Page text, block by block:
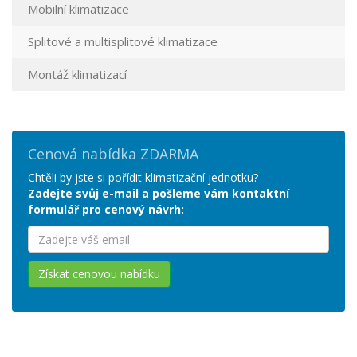
Mobilní klimatizace
Splitové a multisplitové klimatizace
Montáž klimatizací
Cenová nabídka ZDARMA
Chtěli by jste si pořídit klimatizační jednotku?
Zadejte svůj e-mail a pošleme vám kontaktní
formulář pro cenový návrh:
Získat cenovou nabídku